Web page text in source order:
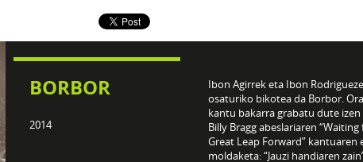
BORBOR
2014
Ibon Agirrek eta Ibon
osaturiko bikotea da Borbor.
kantu bakarra grabatu dute
Billy Bragg abeslariaren
Great Leap Forward” kantuaren
moldaketa: “Jauzi handiaren